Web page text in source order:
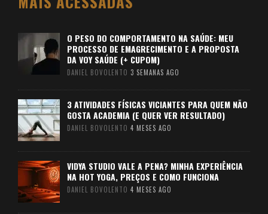
O PESO DO COMPORTAMENTO NA SAÚDE: MEU
PROCESSO DE EMAGRECIMENTO E A PROPOSTA
DA VOY SAÚDE (+ CUPOM)
DANIEL BOVOLENTO 3 SEMANAS AGO
3 ATIVIDADES FÍSICAS VICIANTES PARA QUEM NÃO
GOSTA ACADEMIA (E QUER VER RESULTADO)
DANIEL BOVOLENTO 4 MESES AGO
VIDYA STUDIO VALE A PENA? MINHA EXPERIÊNCIA
NA HOT YOGA, PREÇOS E COMO FUNCIONA
DANIEL BOVOLENTO 4 MESES AGO